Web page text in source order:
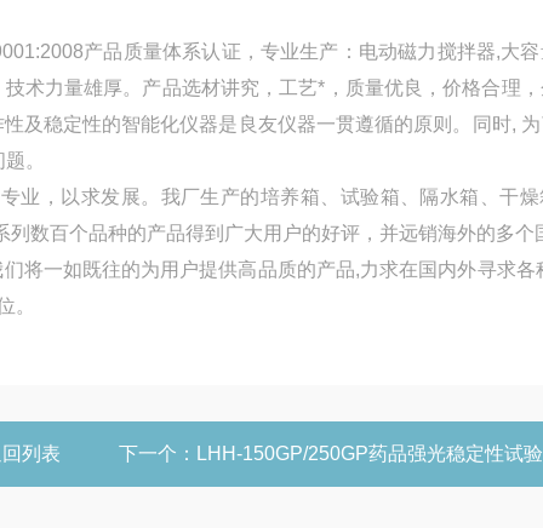
产品质量体系认证，专业生产：电动磁力搅拌器,大
术力量雄厚。产品选材讲究，工艺*，质量优良，价格合理
及稳定性的智能化仪器是良友仪器一贯遵循的原则。同时,
。
业，以求发展。我厂生产的培养箱、试验箱、隔水箱、干
数百个品种的产品得到广大用户的好评，并远销海外的多个
将一如既往的为用户提供高品质的产品,力求在国内外寻求各
。
列表 下一个： LHH-150GP/250GP药品强光稳定性试